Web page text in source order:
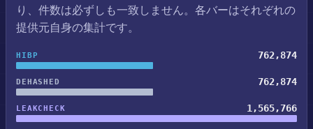
り、件数は必ずしも一致しません。各バーはそれぞれの
提供元自身の集計です。
HIBP 762,874
DEHASHED 762,874
LEAKCHECK 1,565,766